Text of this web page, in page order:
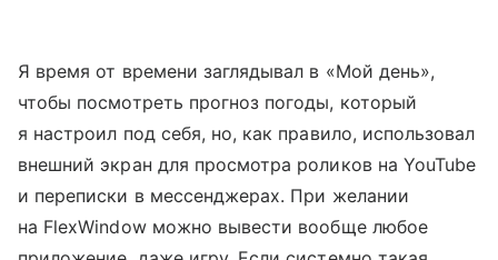
Я время от времени заглядывал в «Мой день»,
чтобы посмотреть прогноз погоды, который
я настроил под себя, но, как правило, использовал
внешний экран для просмотра роликов на YouTube
и переписки в мессенджерах. При желании
на FlexWindow можно вывести вообще любое